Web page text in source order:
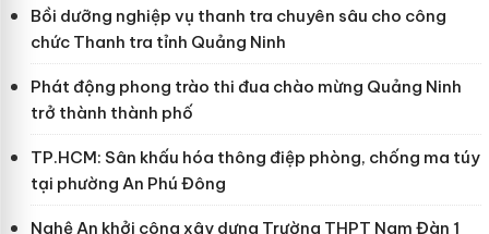
Bồi dưỡng nghiệp vụ thanh tra chuyên sâu cho công
chức Thanh tra tỉnh Quảng Ninh
Phát động phong trào thi đua chào mừng Quảng Ninh
trở thành thành phố
TP.HCM: Sân khấu hóa thông điệp phòng, chống ma túy
tại phường An Phú Đông
Nghệ An khởi công xây dựng Trường THPT Nam Đàn 1